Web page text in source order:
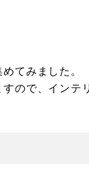
てみました。
ので、インテ